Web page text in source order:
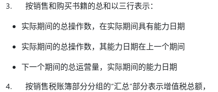
3. 按销售和购买书籍的总和以三行表示：
实际期间的总操作数，在实际期间具有能力日期
实际期间的总操作数，其能力日期在上一个期间
下一个期间的总运营量，实际期间的能力日期
4. 按销售税账簿部分分组的“汇总”部分表示增值税总额，